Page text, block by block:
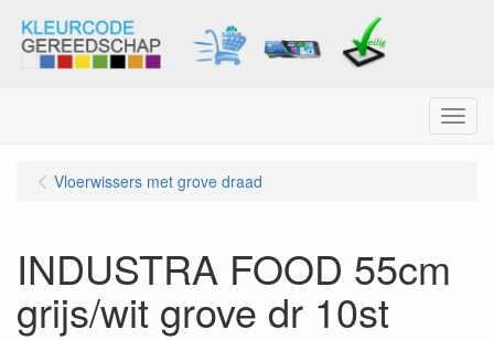
Menu
Vloerwissers met grove draad
INDUSTRA FOOD 55cm
grijs/wit grove dr 10st